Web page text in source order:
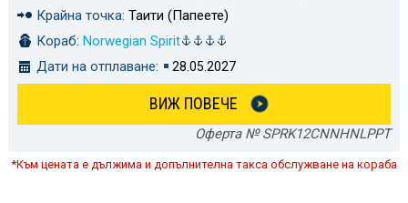
Крайна точка: Таити (Папеете)
Кораб: Norwegian Spirit
Дати на отплаване:
28.05.2027
ВИЖ ПОВЕЧЕ
Оферта № SPRK12CNNHNLPPT
*Към цената е дължима и допълнителна такса обслужване на кораба